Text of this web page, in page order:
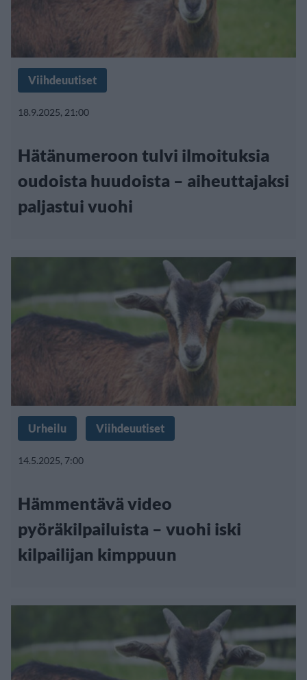
Viihdeuutiset
18.9.2025, 21:00
Hätänumeroon tulvi ilmoituksia
oudoista huudoista – aiheuttajaksi
paljastui vuohi
Urheilu Viihdeuutiset
14.5.2025, 7:00
Hämmentävä video
pyöräkilpailuista – vuohi iski
kilpailijan kimppuun